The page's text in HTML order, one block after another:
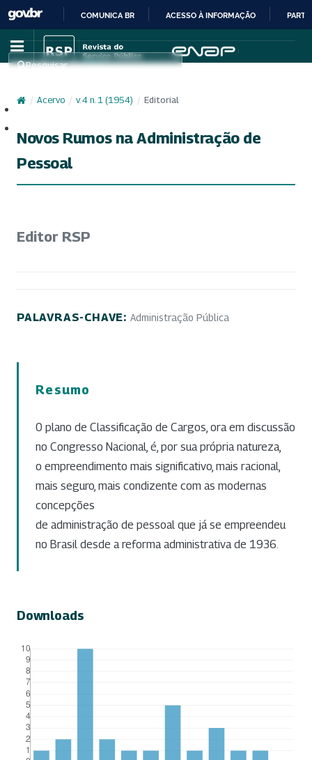
IR
PARA
CONTEÚDO
COMUNICA BR ACESSO À INFORMAÇÃO
Pesquisar
/ Acervo / v. 4 n. 1 (1954) / Editorial
Novos Rumos na Administração de
Pessoal
Editor RSP
PALAVRAS-CHAVE: Administração Pública
Resumo
0 plano de Classificação de Cargos, ora em discussão
no Congresso Nacional, é, por sua própria natureza,
o empreendimento mais significativo, mais racional,
mais seguro, mais condizente com as modernas
concepções
de administração de pessoal que já se empreendeu
no Brasil desde a reforma administrativa de 1936.
Downloads